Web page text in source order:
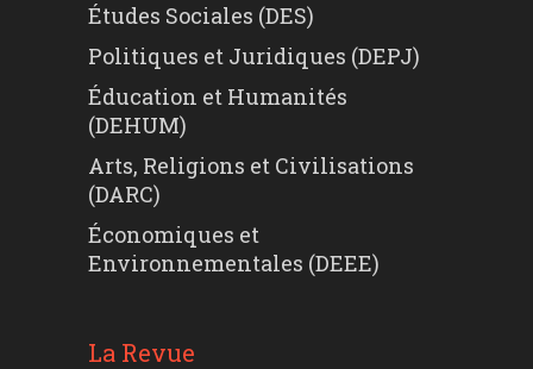
Études Sociales (DES)
Politiques et Juridiques (DEPJ)
Éducation et Humanités
(DEHUM)
Arts, Religions et Civilisations
(DARC)
Économiques et
Environnementales (DEEE)
La Revue